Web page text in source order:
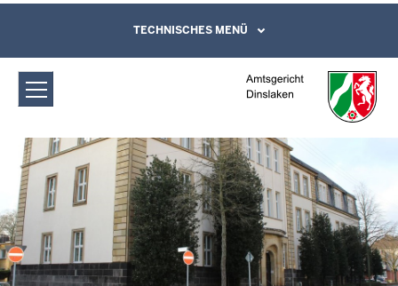
Amtsgericht Dinslaken:
Sitzungstermine
Direkt zum Inhalt
Leichte Sprache, Gebärdensprachenvideo
und Kontaktformular
TECHNISCHES MENÜ